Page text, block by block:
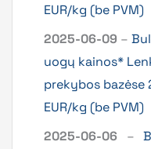
EUR/kg (be PVM)
2025-06-09 –
uogų kainos*
prekybos
EUR/kg (be PVM)
2025-06-06 –